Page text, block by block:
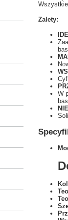
Zalety:
W